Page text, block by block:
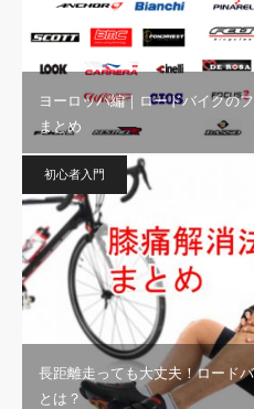
ヨーロッパ編｜ロードバイクの
まとめ
初心者入門
長距離走っても大丈夫！ロード
とは？